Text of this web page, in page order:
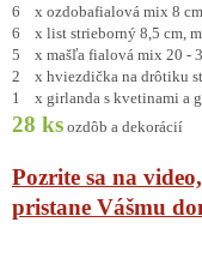
6 x ozdobafialová mix 8
6 x list strieborný 8,5 cm,
5 x mašľa fialová mix 20 -
2 x hviezdička na drôtiku
1 x girlanda s kvetinami a
28 ks ozdôb a dekorácií
Pozrite sa na
pristane Vášmu